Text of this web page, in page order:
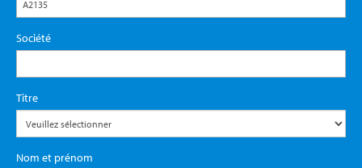
Société
Titre
Nom et prénom